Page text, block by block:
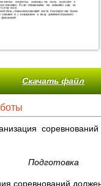
Скачать файл
соревнований
Подготовка
соревнований